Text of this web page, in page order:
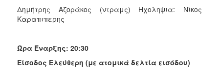
Δημήτρης Αζοράκος (ντραμς) Ηχοληψια: Νίκος
Καραπιπερης
Ώρα Έναρξης: 20:30
Είσοδος Ελεύθερη (με ατομικά δελτία εισόδου)